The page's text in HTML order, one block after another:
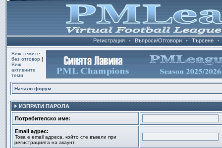
Регистрация • Въпроси/Отговори • Търсене •
Виж темите
без отговор |
Виж
активните
теми
Начало форум
ИЗПРАТИ ПАРОЛА
Потребителско име:
Email адрес:
Това е email адреса, който сте въвели при
регистрацията на акаунт.